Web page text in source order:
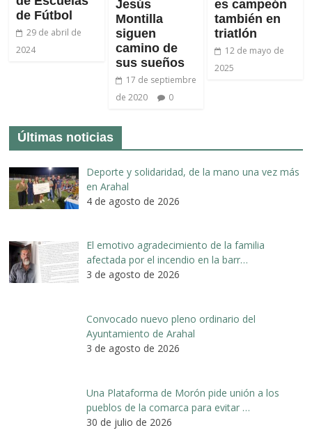
de Fútbol
29 de abril de
2024
Jesús
Montilla
siguen
camino de
sus sueños
17 de septiembre
de 2020
0
es campeón
también en
triatlón
12 de mayo de
2025
Últimas noticias
Deporte y solidaridad, de la mano una vez más
en Arahal
4 de agosto de 2026
El emotivo agradecimiento de la familia
afectada por el incendio en la barr…
3 de agosto de 2026
Convocado nuevo pleno ordinario del
Ayuntamiento de Arahal
3 de agosto de 2026
Una Plataforma de Morón pide unión a los
pueblos de la comarca para evitar …
30 de julio de 2026